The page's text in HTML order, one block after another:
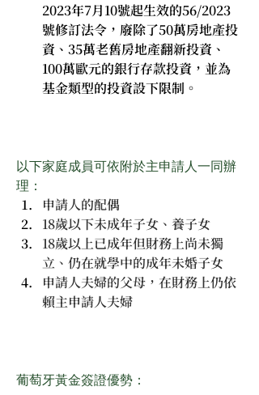
2023年7月10號起生效的56/2023
號修訂法令，廢除了50萬房地產投
資、35萬老舊房地產翻新投資、
100萬歐元的銀行存款投資，並為
基金類型的投資設下限制。
以下家庭成員可依附於主申請人一同辦
理：
申請人的配偶
18歲以下未成年子女、養子女
18歲以上已成年但財務上尚未獨
立、仍在就學中的成年未婚子女
申請人夫婦的父母，在財務上仍依
賴主申請人夫婦
葡萄牙黃金簽證優勢：